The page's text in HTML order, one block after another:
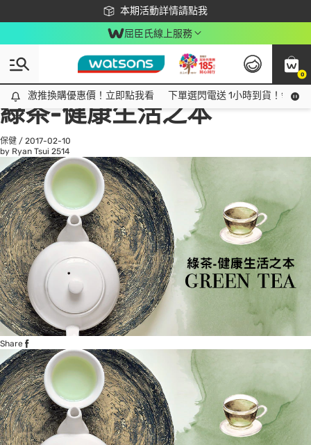
本期活動詳情請點我
下載app最高回饋$350
屈臣氏線上服務
0
激推換購優惠價！立即點我看
激推換購優惠價！立即點我看 下單選閃電送 1小時到貨！領神
All
話題趨勢
綠茶-健康生活之本
保健 / 2017-02-10
by Ryan Tsui 2514
Share